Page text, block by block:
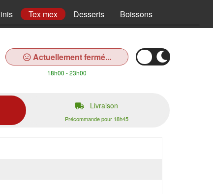
Tex mex Desserts Boissons
Actuellement fermé...
18h00 - 23h00
Livraison
Précommande pour 18h45